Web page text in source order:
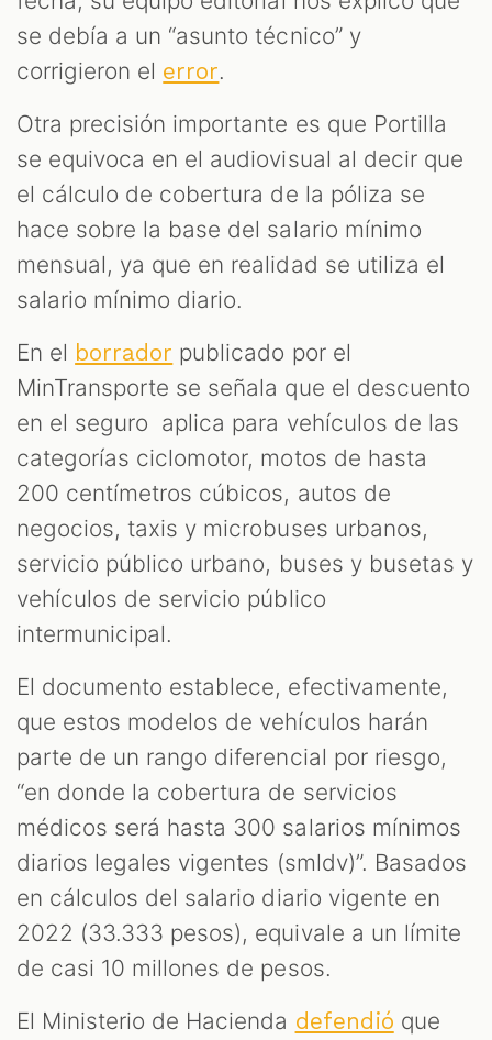
se debía a un “asunto técnico” y
corrigieron el error.
Otra precisión importante es que Portilla
se equivoca en el audiovisual al decir que
el cálculo de cobertura de la póliza se
hace sobre la base del salario mínimo
mensual, ya que en realidad se utiliza el
salario mínimo diario.
En el borrador publicado por el
MinTransporte se señala que el descuento
en el seguro aplica para vehículos de las
categorías ciclomotor, motos de hasta
200 centímetros cúbicos, autos de
negocios, taxis y microbuses urbanos,
servicio público urbano, buses y busetas y
vehículos de servicio público
intermunicipal.
El documento establece, efectivamente,
que estos modelos de vehículos harán
parte de un rango diferencial por riesgo,
“en donde la cobertura de servicios
médicos será hasta 300 salarios mínimos
diarios legales vigentes (smldv)”. Basados
en cálculos del salario diario vigente en
2022 (33.333 pesos), equivale a un límite
de casi 10 millones de pesos.
El Ministerio de Hacienda defendió que